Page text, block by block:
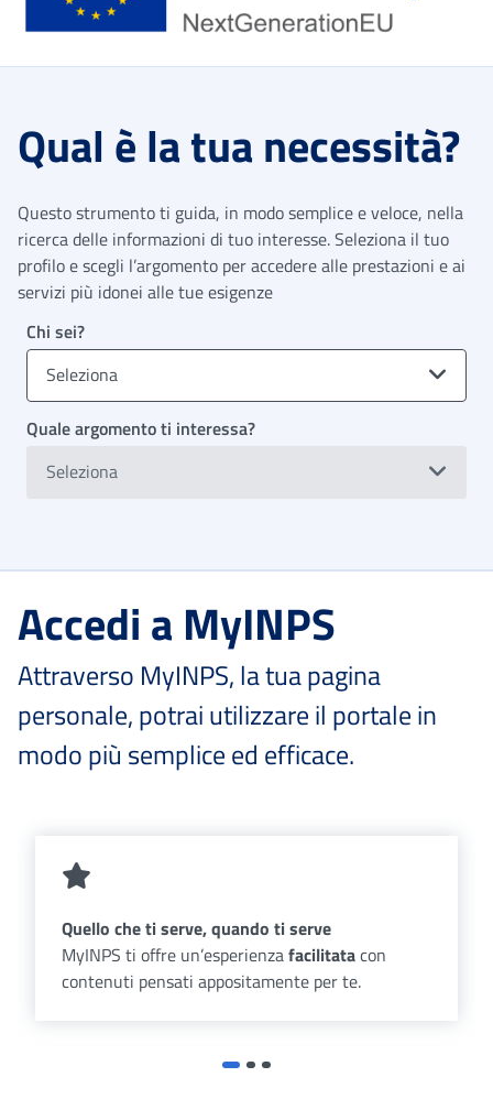
Qual è la tua necessità?
Questo strumento ti guida, in modo semplice e veloce, nella
ricerca delle informazioni di tuo interesse. Seleziona il tuo
profilo e scegli l’argomento per accedere alle prestazioni e ai
servizi più idonei alle tue esigenze
Chi sei?
Seleziona
Quale argomento ti interessa?
Seleziona
Accedi a MyINPS
Attraverso MyINPS, la tua pagina
personale, potrai utilizzare il portale in
modo più semplice ed efficace.
Quello che ti serve, quando ti serve
MyINPS ti offre un’esperienzafacilitatacon
contenuti pensati appositamente per te.